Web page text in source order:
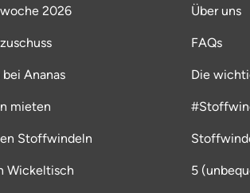
2026
Ananas
mieten
Stoffwindeln
Wickeltisch
Über uns
FAQs
Die
5